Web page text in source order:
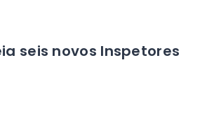
seis novos Inspetores